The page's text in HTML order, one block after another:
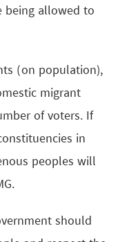
being allowed to
(on population),
migrant
of voters. If
in
peoples will
should